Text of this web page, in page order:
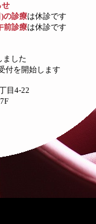
せ
の診療は休診です
前診療は休診です
しました
付を開始します
目4-22